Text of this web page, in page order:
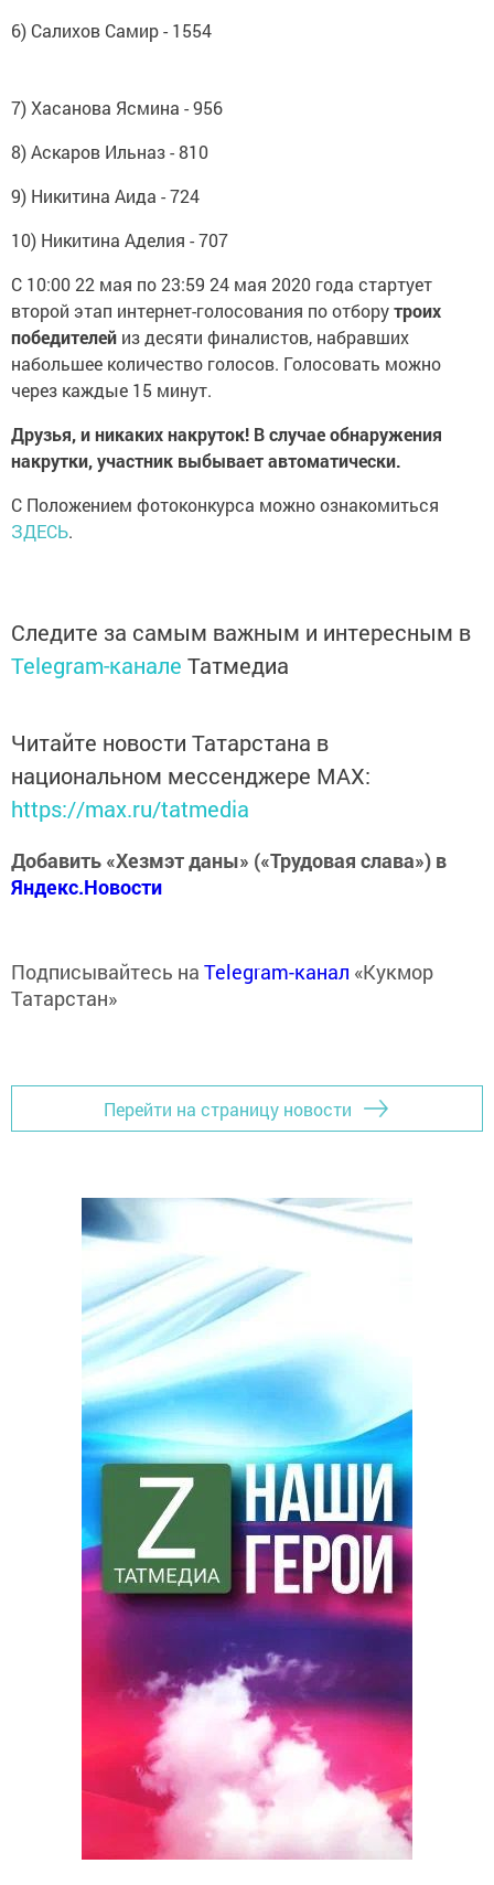
6) Салихов Самир - 1554
7) Хасанова Ясмина - 956
8) Аскаров Ильназ - 810
9) Никитина Аида - 724
10) Никитина Аделия - 707
С 10:00 22 мая по 23:59 24 мая 2020 года стартует
второй этап интернет-голосования по отборутроих
победителей из десяти финалистов, набравших
набольшее количество голосов. Голосовать можно
через каждые 15 минут.
Друзья, и никаких накруток! В случае обнаружения
накрутки, участник выбывает автоматически.
С Положением фотоконкурса можно ознакомиться
ЗДЕСЬ.
Следите за самым важным и интересным в
Telegram-канале Татмедиа
Читайте новости Татарстана в
национальном мессенджере MАХ:
https://max.ru/tatmedia
Добавить «Хезмэт даны» («Трудовая слава») в
Яндекс.Новости
Подписывайтесь на Telegram-канал «Кукмор
Татарстан»
Перейти на страницу новости